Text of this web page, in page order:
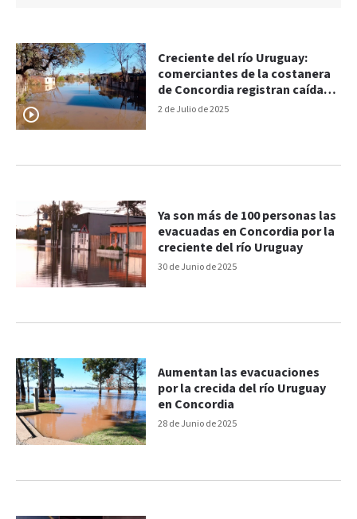
2 de Julio de 2025
Creciente del río Uruguay:
comerciantes de la costanera
de Concordia registran caídas
del 80% en las ventas
30 de Junio de 2025
Ya son más de 100 personas las
evacuadas en Concordia por la
creciente del río Uruguay
28 de Junio de 2025
Aumentan las evacuaciones
por la crecida del río Uruguay
en Concordia